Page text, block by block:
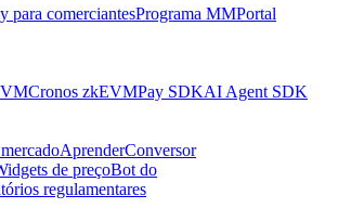
para comerciantesPrograma MMPortal
Cronos zkEVMPay SDKAI Agent SDK
AprenderConversor
de preçoBot do
regulamentares